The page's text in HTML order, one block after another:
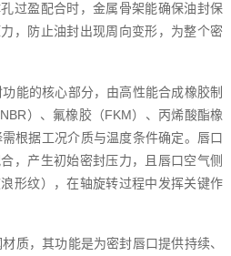
过盈配合时，金属骨架能确保油封保
，防止油封出现周向变形，为整个密
能的核心部分，由高性能合成橡胶制
）、氟橡胶（FKM）、丙烯酸酯橡
根据工况介质与温度条件确定。唇口
，产生初始密封压力，且唇口空气侧
形纹），在轴旋转过程中发挥关键作
质，其功能是为密封唇口提供持续、